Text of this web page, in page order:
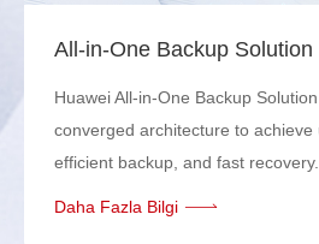
All-in-One Backup Solution
Huawei All-in-One Backup
converged architecture to achieve
efficient backup, and fast recovery.
Daha Fazla Bilgi